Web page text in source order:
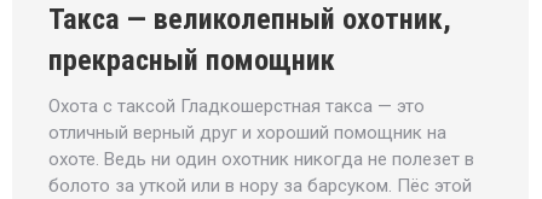
Такса — великолепный охотник,
прекрасный помощник
Охота с таксой Гладкошерстная такса — это
отличный верный друг и хороший помощник на
охоте. Ведь ни один охотник никогда не полезет в
болото за уткой или в нору за барсуком. Пёс этой